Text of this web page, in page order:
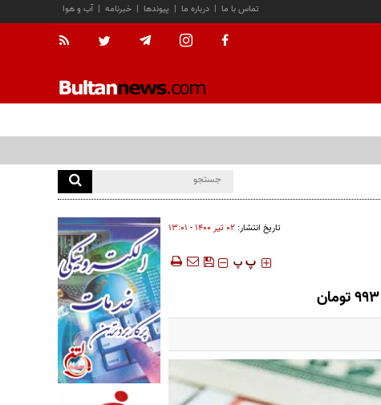
آب و هوا | خبرنامه | پیوندها | درباره ما | تماس با ما
تاریخ انتشار: ۰۲ تير ۱۴۰۰ - ۱۳:۰۱
‍‍‍ پ پ